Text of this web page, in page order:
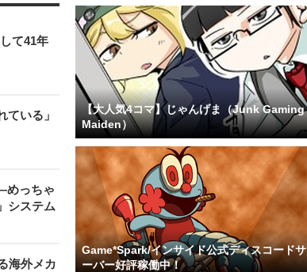
て41年
いる」
めっちゃ
システム
海外メカ
【大人気4コマ】じゃんげま（Junk Gaming
Maiden）
Game*Spark/インサイド公式ディスコードサ
ーバー好評稼働中！